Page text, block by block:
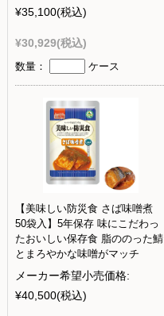
¥35,100(税込)
¥30,929(税込)
数量： ケース
【美味しい防災食 さば味噌煮
50袋入】5年保存 味にこだわっ
たおいしい保存食 脂ののった鯖
とまろやかな味噌がマッチ
メーカー希望小売価格:
¥40,500(税込)